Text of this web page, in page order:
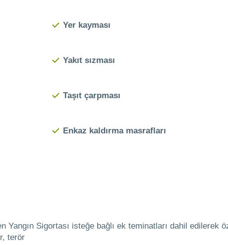
Yer kayması
Yakıt sızması
Taşıt çarpması
Enkaz kaldırma masrafları
Yangın Sigortası isteğe bağlı ek teminatları dahil edilerek
terör